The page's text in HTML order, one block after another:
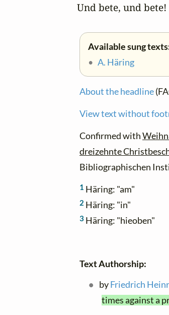
  Und bete, und bete!
Available sung
• A. Häring
About the headline
View text without
Confirmed with
dreizehnte
Bibliographischen
1 Häring: "am"
2 Häring: "in"
3 Häring: "hieoben"
Text Authorship:
byFriedrich
times against a